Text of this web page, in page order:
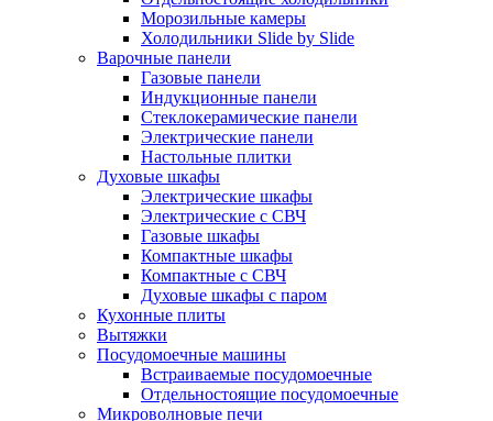
Морозильные камеры
Холодильники Slide by Slide
Варочные панели
Газовые панели
Индукционные панели
Стеклокерамические панели
Электрические панели
Настольные плитки
Духовые шкафы
Электрические шкафы
Электрические с СВЧ
Газовые шкафы
Компактные шкафы
Компактные с СВЧ
Духовые шкафы с паром
Кухонные плиты
Вытяжки
Посудомоечные машины
Встраиваемые посудомоечные
Отдельностоящие посудомоечные
Микроволновые печи